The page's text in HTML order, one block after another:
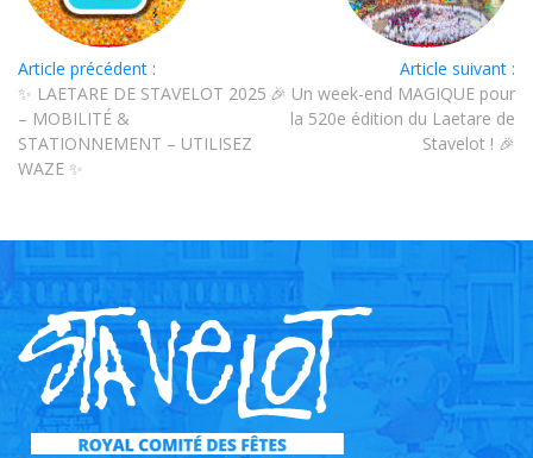
Article précédent :
✨ LAETARE DE STAVELOT 2025
– MOBILITÉ &
STATIONNEMENT – UTILISEZ
WAZE ✨
Article suivant :
🎉 Un week-end MAGIQUE pour
la 520e édition du Laetare de
Stavelot ! 🎉